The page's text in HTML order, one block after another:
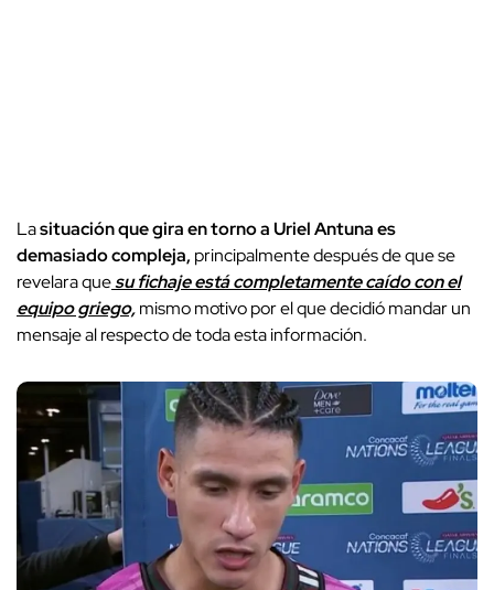
Lasituación que gira en torno a Uriel Antuna es
demasiado compleja, principalmente después de que se
revelara quesu fichaje está completamente caído con el
equipo griego,mismo motivo por el que decidió mandar un
mensaje al respecto de toda esta información.